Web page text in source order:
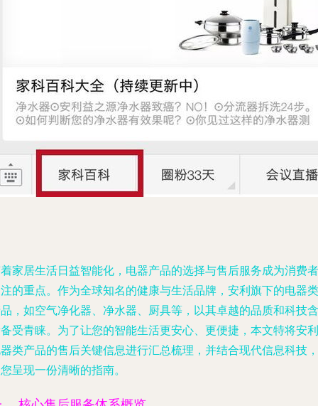
家居生活日益智能化，电器产品的选择与售后服务成为消费者
的重点。作为全球知名的健康与生活品牌，安利旗下的电器类
，如空气净化器、净水器、厨具等，以其卓越的品质和科技含
受青睐。为了让您的智能生活更安心、更便捷，本文特将安利
类产品的售后关键信息进行汇总梳理，并结合现代信息科技，
呈现一份清晰的指南。